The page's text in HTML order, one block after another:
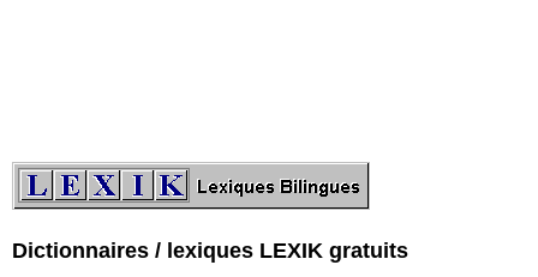
Dictionnaires / lexiques LEXIK gratuits